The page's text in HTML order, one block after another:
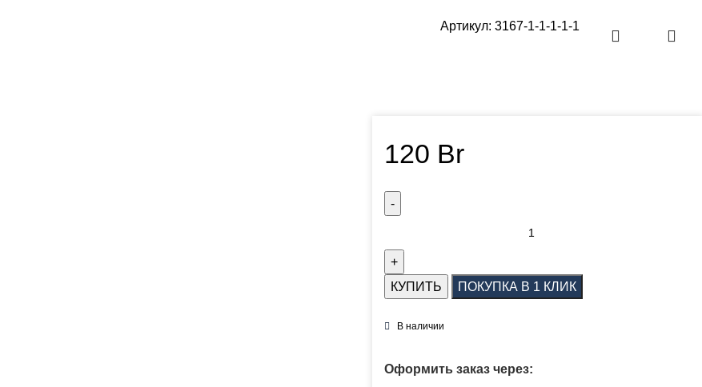
Артикул:3167-1-1-1-1-1
120 Br
КУПИТЬ ПОКУПКА В 1 КЛИК
В наличии
Оформить заказ через: